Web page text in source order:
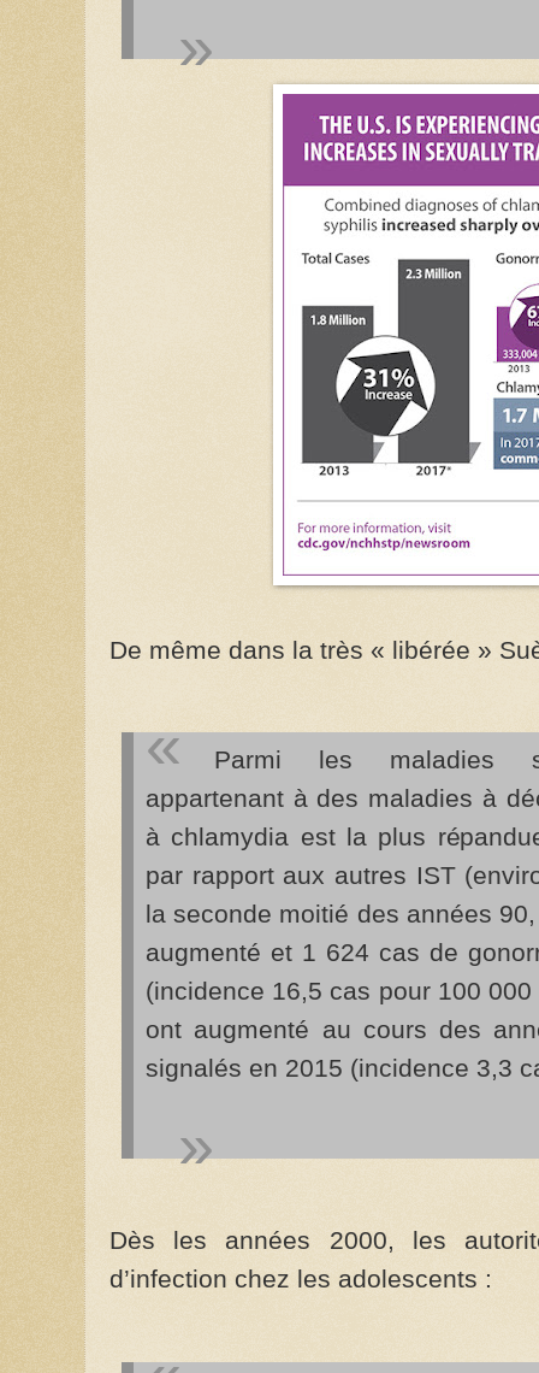
De même dans la très « libérée »
Parmi les maladies
appartenant à des maladies à
à chlamydia est la plus
par rapport aux autres IST
la seconde moitié des années
augmenté et 1 624 cas de
(incidence 16,5 cas pour 100
ont augmenté au cours des
signalés en 2015 (incidence 3,3
Dès les années 2000, les
d’infection chez les adolescents :